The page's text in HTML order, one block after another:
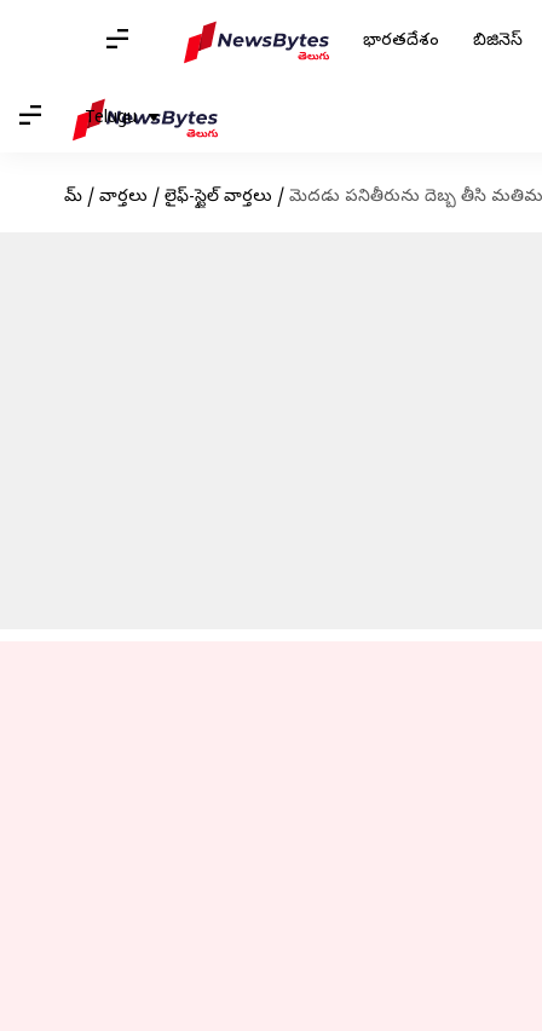
భారతదేశం బిజినెస్
Telugu
హోమ్ / వార్తలు / లైఫ్-స్టైల్ వార్తలు / మెదడు పనితీరును దెబ్బ తీసి